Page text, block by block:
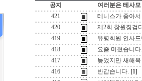
공지
여러분은 테사
421
테니스가 좋아서
420
제2회 창원징검
419
유령회원 인사
418
요즘 미쳤습니다.
417
늦었지만 새해
416
반갑습니다. [1]